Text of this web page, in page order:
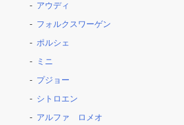
アウディ
フォルクスワーゲン
ポルシェ
ミニ
プジョー
シトロエン
アルファ ロメオ